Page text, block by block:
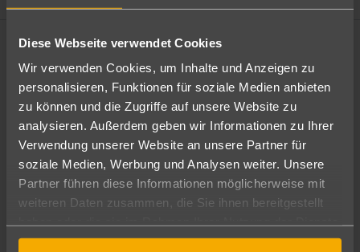
Diese Webseite verwendet Cookies
Wir verwenden Cookies, um Inhalte und Anzeigen zu
personalisieren, Funktionen für soziale Medien anbieten
zu können und die Zugriffe auf unsere Website zu
analysieren. Außerdem geben wir Informationen zu Ihrer
Verwendung unserer Website an unsere Partner für
soziale Medien, Werbung und Analysen weiter. Unsere
Partner führen diese Informationen möglicherweise mit
weiteren Daten zusammen, die Sie ihnen bereitgestellt
gesammelt haben.
Ändere die Kriterien nach deinen Wünschen
Pauschal Nur Hotel
Abflughafen
Alle Abflughäfen
10.08.26–08.08.27 7-21 Nächte